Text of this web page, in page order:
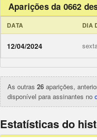
Aparições da 0662
DATA DIA
12/04/2024
As outras 26 aparições,
disponível para assinantes no
Estatísticas do